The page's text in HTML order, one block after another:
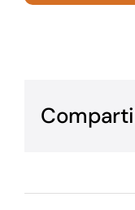
turismo